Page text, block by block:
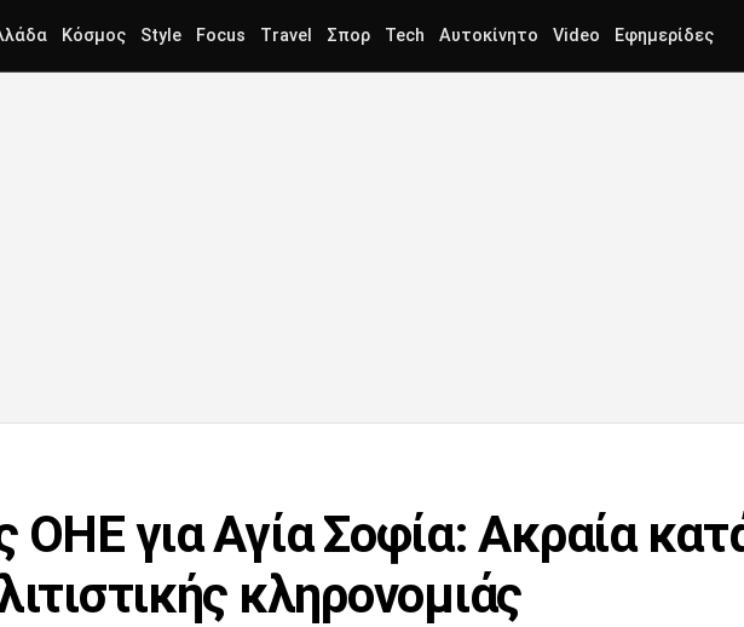
Κόσμος Style Focus Travel Σπορ Tech Αυτοκίνητο Video Εφημερίδες
ΟΗΕ για Αγία Σοφία: Ακραία
κληρονομιάς